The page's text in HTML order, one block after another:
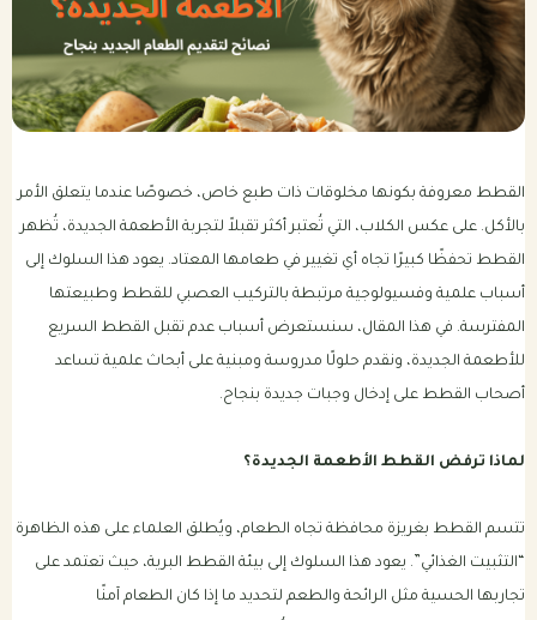
وجبات طبيعية نيء للكلاب
بكجات التوفير الشهرية للكلاب
وجبات طبيعية مطبوخه للقطط
وجبات طبيعية نيء للقطط
باقات الرعاية الصحية للقطط
المرق والمكملات
خطة تغذيه مخصصه
القطط معروفة بكونها مخلوقات ذات طبع خاص، خصوصًا عندما يتعلق الأمر
بالأكل. على عكس الكلاب، التي تُعتبر أكثر تقبلاً لتجربة الأطعمة الجديدة، تُظهر
القطط تحفظًا كبيرًا تجاه أي تغيير في طعامها المعتاد. يعود هذا السلوك إلى
أسباب علمية وفسيولوجية مرتبطة بالتركيب العصبي للقطط وطبيعتها
المفترسة. في هذا المقال، سنستعرض أسباب عدم تقبل القطط السريع
للأطعمة الجديدة، ونقدم حلولًا مدروسة ومبنية على أبحاث علمية تساعد
أصحاب القطط على إدخال وجبات جديدة بنجاح.
لماذا ترفض القطط الأطعمة الجديدة؟
تتسم القطط بغريزة محافظة تجاه الطعام، ويُطلق العلماء على هذه الظاهرة
“التثبيت الغذائي”. يعود هذا السلوك إلى بيئة القطط البرية، حيث تعتمد على
تجاربها الحسية مثل الرائحة والطعم لتحديد ما إذا كان الطعام آمنًا